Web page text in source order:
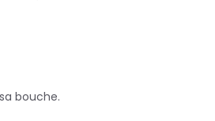
bouche.